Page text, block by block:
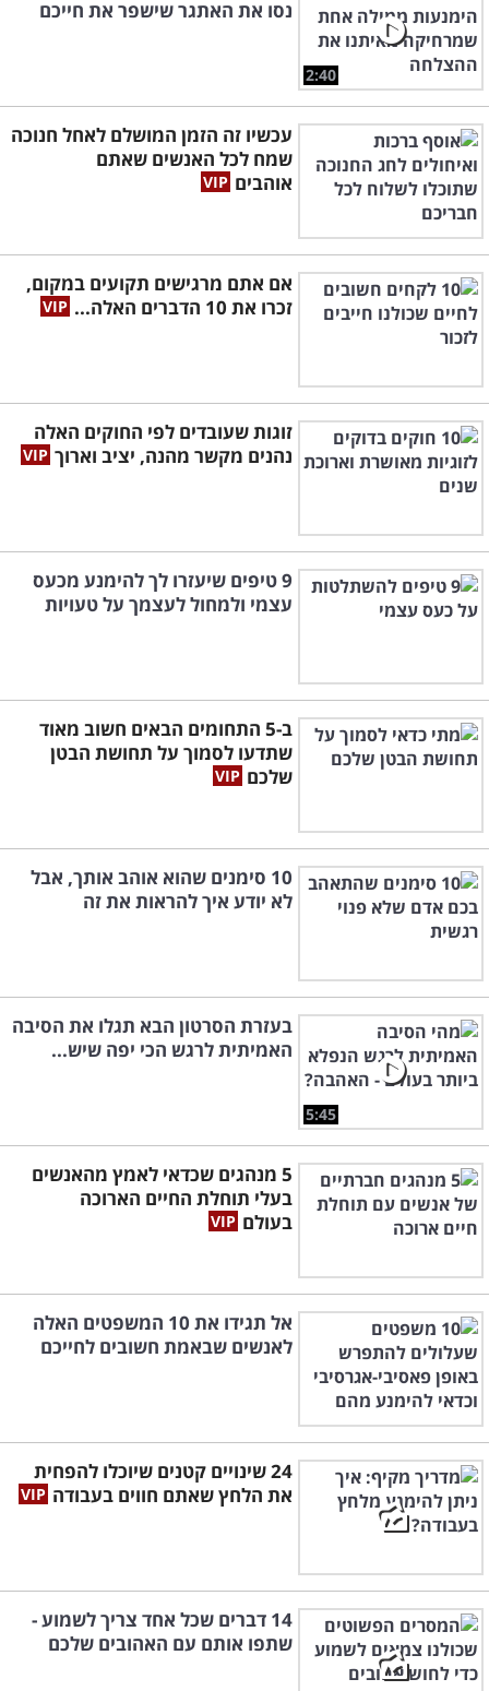
2:40
נסו את האתגר שישפר את חייכם
עכשיו זה הזמן המושלם לאחל חנוכה
שמח לכל האנשים שאתם
אוהבים
אם אתם מרגישים תקועים במקום,
זכרו את 10 הדברים האלה...
זוגות שעובדים לפי החוקים האלה
נהנים מקשר מהנה, יציב וארוך
9 טיפים שיעזרו לך להימנע מכעס
עצמי ולמחול לעצמך על טעויות
ב-5 התחומים הבאים חשוב מאוד
שתדעו לסמוך על תחושת הבטן
שלכם
10 סימנים שהוא אוהב אותך, אבל
לא יודע איך להראות את זה
5:45
בעזרת הסרטון הבא תגלו את הסיבה
האמיתית לרגש הכי יפה שיש...
5 מנהגים שכדאי לאמץ מהאנשים
בעלי תוחלת החיים הארוכה
בעולם
אל תגידו את 10 המשפטים האלה
לאנשים שבאמת חשובים לחייכם
24 שינויים קטנים שיוכלו להפחית
את הלחץ שאתם חווים בעבודה
14 דברים שכל אחד צריך לשמוע -
שתפו אותם עם האהובים שלכם